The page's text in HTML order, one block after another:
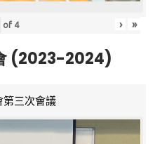
of 4 › »
(2023-2024)
第三次會議